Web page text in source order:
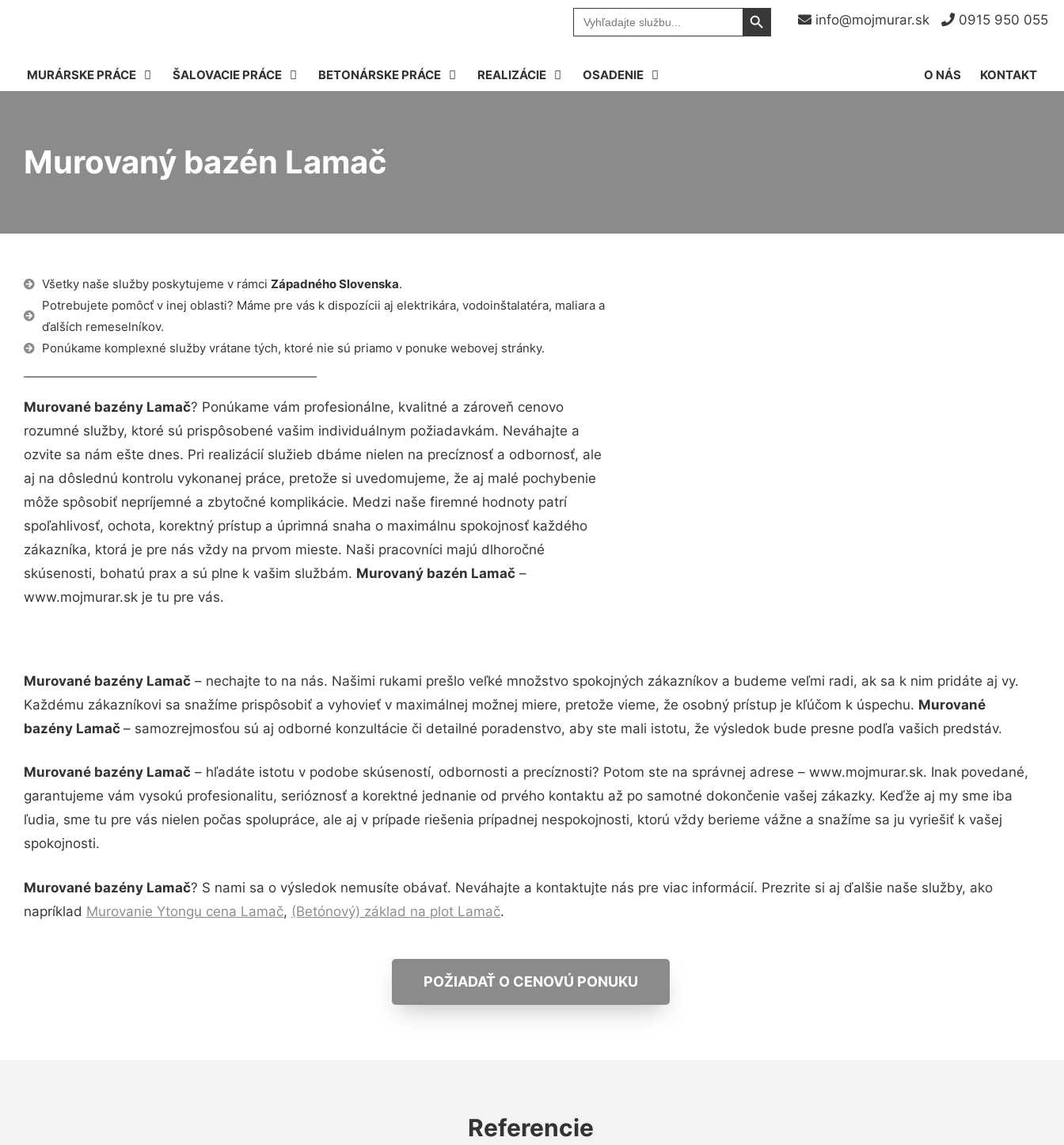
info@mojmurar.sk 0915 950 055
Search
for:
Search Button
MURÁRSKE PRÁCE ŠALOVACIE PRÁCE BETONÁRSKE PRÁCE REALIZÁCIE OSADENIE KONTAKT
O NÁS
Murovaný bazén Lamač
Všetky naše služby poskytujeme v rámci Západného Slovenska.
Potrebujete pomôcť v inej oblasti? Máme pre vás k dispozícii aj elektrikára, vodoinštalatéra, maliara a
ďalších remeselníkov.
Ponúkame komplexné služby vrátane tých, ktoré nie sú priamo v ponuke webovej stránky.
Murované bazény Lamač? Ponúkame vám profesionálne, kvalitné a zároveň cenovo
rozumné služby, ktoré sú prispôsobené vašim individuálnym požiadavkám. Neváhajte a
ozvite sa nám ešte dnes. Pri realizácií služieb dbáme nielen na precíznosť a odbornosť, ale
aj na dôslednú kontrolu vykonanej práce, pretože si uvedomujeme, že aj malé pochybenie
môže spôsobiť nepríjemné a zbytočné komplikácie. Medzi naše firemné hodnoty patrí
spoľahlivosť, ochota, korektný prístup a úprimná snaha o maximálnu spokojnosť každého
zákazníka, ktorá je pre nás vždy na prvom mieste. Naši pracovníci majú dlhoročné
skúsenosti, bohatú prax a sú plne k vašim službám. Murovaný bazén Lamač –
www.mojmurar.sk je tu pre vás.
Murované bazény Lamač – nechajte to na nás. Našimi rukami prešlo veľké množstvo spokojných zákazníkov a budeme veľmi radi, ak sa k nim pridáte aj vy.
Každému zákazníkovi sa snažíme prispôsobiť a vyhovieť v maximálnej možnej miere, pretože vieme, že osobný prístup je kľúčom k úspechu. Murované
bazény Lamač – samozrejmosťou sú aj odborné konzultácie či detailné poradenstvo, aby ste mali istotu, že výsledok bude presne podľa vašich predstáv.
Murované bazény Lamač – hľadáte istotu v podobe skúseností, odbornosti a precíznosti? Potom ste na správnej adrese – www.mojmurar.sk. Inak povedané,
garantujeme vám vysokú profesionalitu, serióznosť a korektné jednanie od prvého kontaktu až po samotné dokončenie vašej zákazky. Keďže aj my sme iba
ľudia, sme tu pre vás nielen počas spolupráce, ale aj v prípade riešenia prípadnej nespokojnosti, ktorú vždy berieme vážne a snažíme sa ju vyriešiť k vašej
spokojnosti.
Murované bazény Lamač? S nami sa o výsledok nemusíte obávať. Neváhajte a kontaktujte nás pre viac informácií. Prezrite si aj ďalšie naše služby, ako
napríklad Murovanie Ytongu cena Lamač, (Betónový) základ na plot Lamač.
POŽIADAŤ O CENOVÚ PONUKU
Referencie